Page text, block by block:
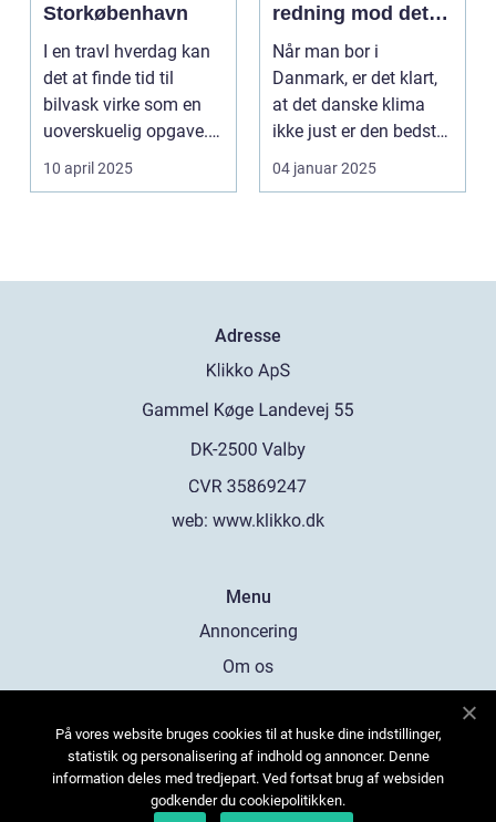
Storkøbenhavn
I en travl hverdag kan
det at finde tid til
bilvask virke som en
uoverskuelig opgave.
Især i S...
10 april 2025
redning mod det
danske klima
Når man bor i
Danmark, er det klart,
at det danske klima
ikke just er den bedste
ven for bilen...
04 januar 2025
Adresse
web: www.klikko.dk
Menu
Annoncering
Om os
Kontakt os
Sitemap
På vores website bruges cookies til at huske dine indstillinger,
statistik og personalisering af indhold og annoncer. Denne
information deles med tredjepart. Ved fortsat brug af websiden
godkender du cookiepolitikken.